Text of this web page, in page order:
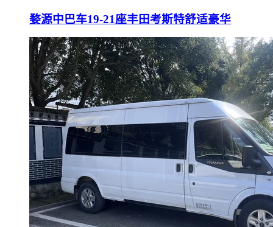
婺源中巴车19-21座丰田考斯特舒适豪华